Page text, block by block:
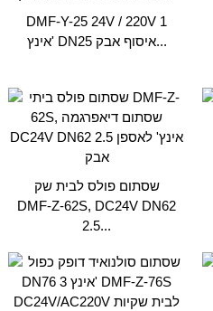
DMF-Y-25 24V / 220V 1
אינץ' DN25 איסוף אבק...
שסתום פולס לבית שק
DMF-Z-62S, DC24V DN62
2.5...